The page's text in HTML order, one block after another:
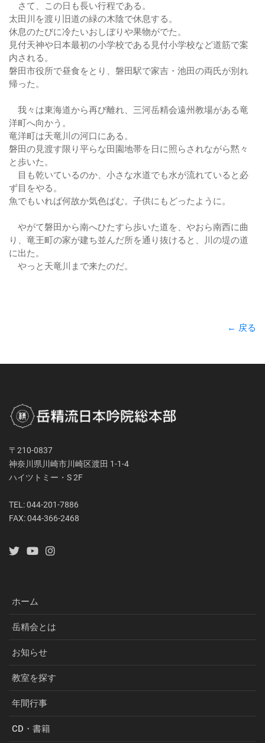
さて、この日も長い行程である。
太田川を渡り旧道の緑の木陰で休息する。
休息のたびに冷たいおしぼりや果物がでた。
見付天神や日本最初の小学校である見付小学校など道筋で案
内される。
磐田市役所で昼食をとり、磐田駅で家吉・池田の両氏が別れ
帰った。
我々は東海道から再び離れ、三河岳精会遠州教場がある竜
洋町へ向かう。
竜洋町は天竜川の河口にある。
磐田の見渡す限り平らな田園地帯を日に照らされながら黙々
と歩いた。
目も乾いているのか、小さな水道でも水が流れていると必
ず目をやる。
魚でもいれば何故か気色ばむ。子供にもどったように。
やがて磐田から南へひたすら歩いた道を、やおら南西に曲
り、竜王町の家が建ち並んだ所を通り抜けると、川の堤の道
に出た。
やっと天竜川まで来たのだ。
← 戻る
〒210-0837
神奈川県川崎市川崎区渡田 1-1-4
ハイツトミー・S 2F
TEL: 044-201-7886
FAX: 044-366-2468
ホーム
岳精会とは
お知らせ
教室を探す
年間行事
CD・書籍